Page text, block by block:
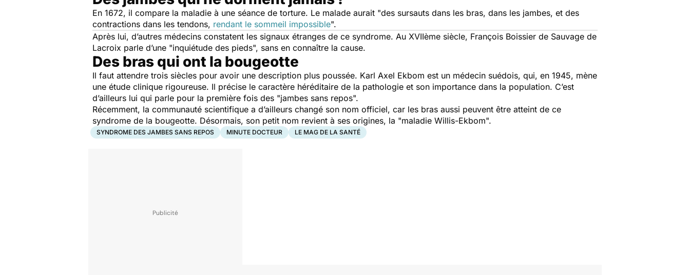
En 1672, il compare la maladie à une séance de torture. Le malade aurait "des sursauts dans les bras, dans les jambes, et des
contractions dans les tendons, rendant le sommeil impossible".
Après lui, d’autres médecins constatent les signaux étranges de ce syndrome. Au XVIIème siècle, François Boissier de Sauvage de
Lacroix parle d’une "inquiétude des pieds", sans en connaître la cause.
Des bras qui ont la bougeotte
Il faut attendre trois siècles pour avoir une description plus poussée. Karl Axel Ekbom est un médecin suédois, qui, en 1945, mène
une étude clinique rigoureuse. Il précise le caractère héréditaire de la pathologie et son importance dans la population. C’est
d’ailleurs lui qui parle pour la première fois des "jambes sans repos".
Récemment, la communauté scientifique a d’ailleurs changé son nom officiel, car les bras aussi peuvent être atteint de ce
syndrome de la bougeotte. Désormais, son petit nom revient à ses origines, la "maladie Willis-Ekbom".
SYNDROME DES JAMBES SANS REPOS MINUTE DOCTEUR LE MAG DE LA SANTÉ